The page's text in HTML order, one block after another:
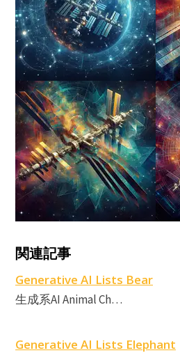
関連記事
Generative AI Lists Bear
生成系AI Animal Ch…
Generative AI Lists Elephant